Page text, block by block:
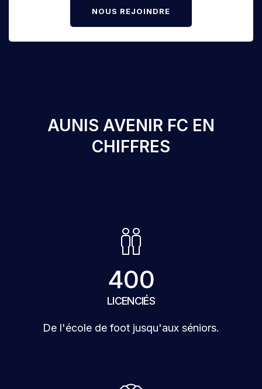
NOUS REJOINDRE
AUNIS AVENIR FC EN
CHIFFRES
400
LICENCIÉS
De l'école de foot jusqu'aux séniors.